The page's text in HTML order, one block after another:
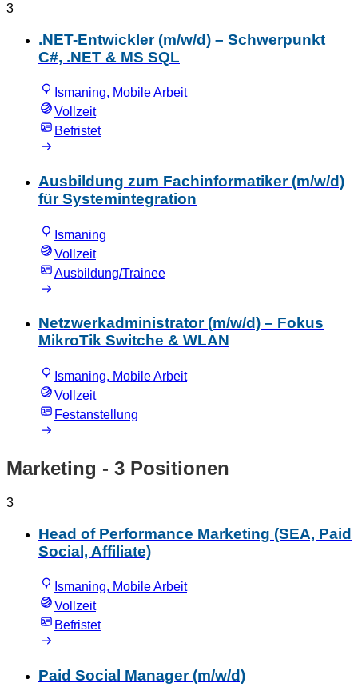
3
.NET-Entwickler (m/w/d) – Schwerpunkt
C#, .NET & MS SQL
Ismaning, Mobile Arbeit
Vollzeit
Befristet
Ausbildung zum Fachinformatiker (m/w/d)
für Systemintegration
Ismaning
Vollzeit
Ausbildung/Trainee
Netzwerkadministrator (m/w/d) – Fokus
MikroTik Switche & WLAN
Ismaning, Mobile Arbeit
Vollzeit
Festanstellung
Marketing - 3 Positionen
3
Head of Performance Marketing (SEA, Paid
Social, Affiliate)
Ismaning, Mobile Arbeit
Vollzeit
Befristet
Paid Social Manager (m/w/d)